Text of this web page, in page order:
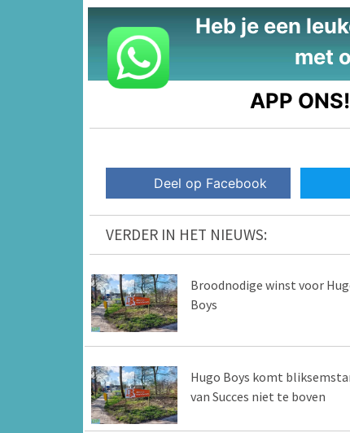
Heb je een
met
APP ONS!
Deel op Facebook
VERDER IN HET NIEUWS:
Broodnodige winst voor
Boys
Hugo Boys komt
van Succes niet te boven